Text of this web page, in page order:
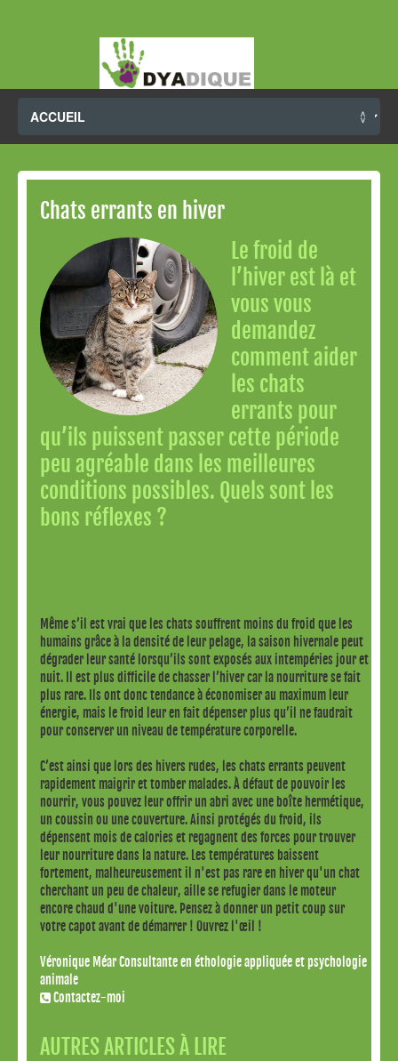
Chats errants en hiver
Le froid de
l’hiver est là et
vous vous
demandez
comment aider
les chats
errants pour
qu’ils puissent passer cette période
peu agréable dans les meilleures
conditions possibles. Quels sont les
bons réflexes ?
Même s’il est vrai que les chats souffrent moins du froid que les
humains grâce à la densité de leur pelage, la saison hivernale peut
dégrader leur santé lorsqu’ils sont exposés aux intempéries jour et
nuit. Il est plus difficile de chasser l’hiver car la nourriture se fait
plus rare. Ils ont donc tendance à économiser au maximum leur
énergie, mais le froid leur en fait dépenser plus qu’il ne faudrait
pour conserver un niveau de température corporelle.
C’est ainsi que lors des hivers rudes, les chats errants peuvent
rapidement maigrir et tomber malades. À défaut de pouvoir les
nourrir, vous pouvez leur offrir un abri avec une boîte hermétique,
un coussin ou une couverture. Ainsi protégés du froid, ils
dépensent mois de calories et regagnent des forces pour trouver
leur nourriture dans la nature. Les températures baissent
fortement, malheureusement il n'est pas rare en hiver qu'un chat
cherchant un peu de chaleur, aille se refugier dans le moteur
encore chaud d'une voiture. Pensez à donner un petit coup sur
votre capot avant de démarrer ! Ouvrez l'œil !
Véronique Méar Consultante en éthologie appliquée et psychologie
animale
Contactez-moi
AUTRES ARTICLES À LIRE